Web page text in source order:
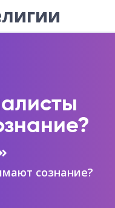
сознание?